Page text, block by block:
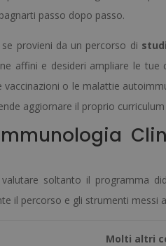
passo dopo passo.
provieni da un percorso di
affini e desideri ampliare le
vaccinazioni o le malattie
aggiornare il proprio
soltanto il programma
il percorso e gli strumenti messi
Molti altri